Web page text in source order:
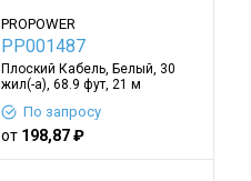
PROPOWER
PP001487
Плоский Кабель, Белый, 30
жил(-а), 68.9 фут, 21 м
По запросу
от198,87 ₽